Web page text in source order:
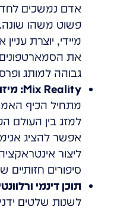
אדם נמשכים
פשוט משהו שונה.
מיידי, יוצרת
את
גבוהה למותג
Mix Reality: מיזוג בין מציאות לדמיון:
מתחיל הכיף
למזג בין העולם
אפשר להציג
ליצור
סיפורים
תוכן דינמי
לשנות שלטים